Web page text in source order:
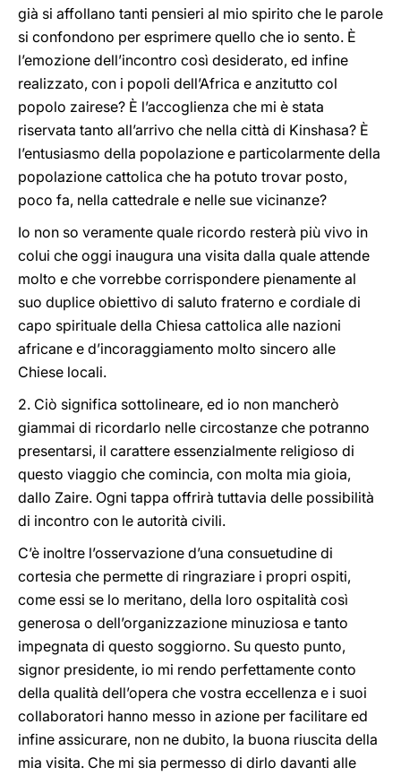
già si affollano tanti pensieri al mio spirito che le parole
si confondono per esprimere quello che io sento. È
l’emozione dell’incontro così desiderato, ed infine
realizzato, con i popoli dell’Africa e anzitutto col
popolo zairese? È l’accoglienza che mi è stata
riservata tanto all’arrivo che nella città di Kinshasa? È
l’entusiasmo della popolazione e particolarmente della
popolazione cattolica che ha potuto trovar posto,
poco fa, nella cattedrale e nelle sue vicinanze?
Io non so veramente quale ricordo resterà più vivo in
colui che oggi inaugura una visita dalla quale attende
molto e che vorrebbe corrispondere pienamente al
suo duplice obiettivo di saluto fraterno e cordiale di
capo spirituale della Chiesa cattolica alle nazioni
africane e d’incoraggiamento molto sincero alle
Chiese locali.
2. Ciò significa sottolineare, ed io non mancherò
giammai di ricordarlo nelle circostanze che potranno
presentarsi, il carattere essenzialmente religioso di
questo viaggio che comincia, con molta mia gioia,
dallo Zaire. Ogni tappa offrirà tuttavia delle possibilità
di incontro con le autorità civili.
C’è inoltre l’osservazione d’una consuetudine di
cortesia che permette di ringraziare i propri ospiti,
come essi se lo meritano, della loro ospitalità così
generosa o dell’organizzazione minuziosa e tanto
impegnata di questo soggiorno. Su questo punto,
signor presidente, io mi rendo perfettamente conto
della qualità dell’opera che vostra eccellenza e i suoi
collaboratori hanno messo in azione per facilitare ed
infine assicurare, non ne dubito, la buona riuscita della
mia visita. Che mi sia permesso di dirlo davanti alle